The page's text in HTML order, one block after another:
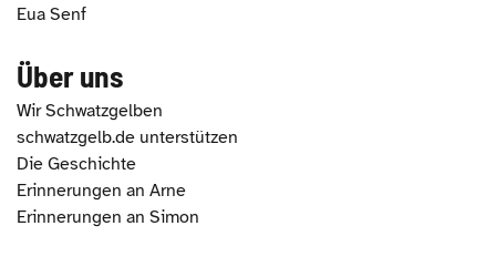
Eua Senf
Über uns
Wir Schwatzgelben
schwatzgelb.de unterstützen
Die Geschichte
Erinnerungen an Arne
Erinnerungen an Simon